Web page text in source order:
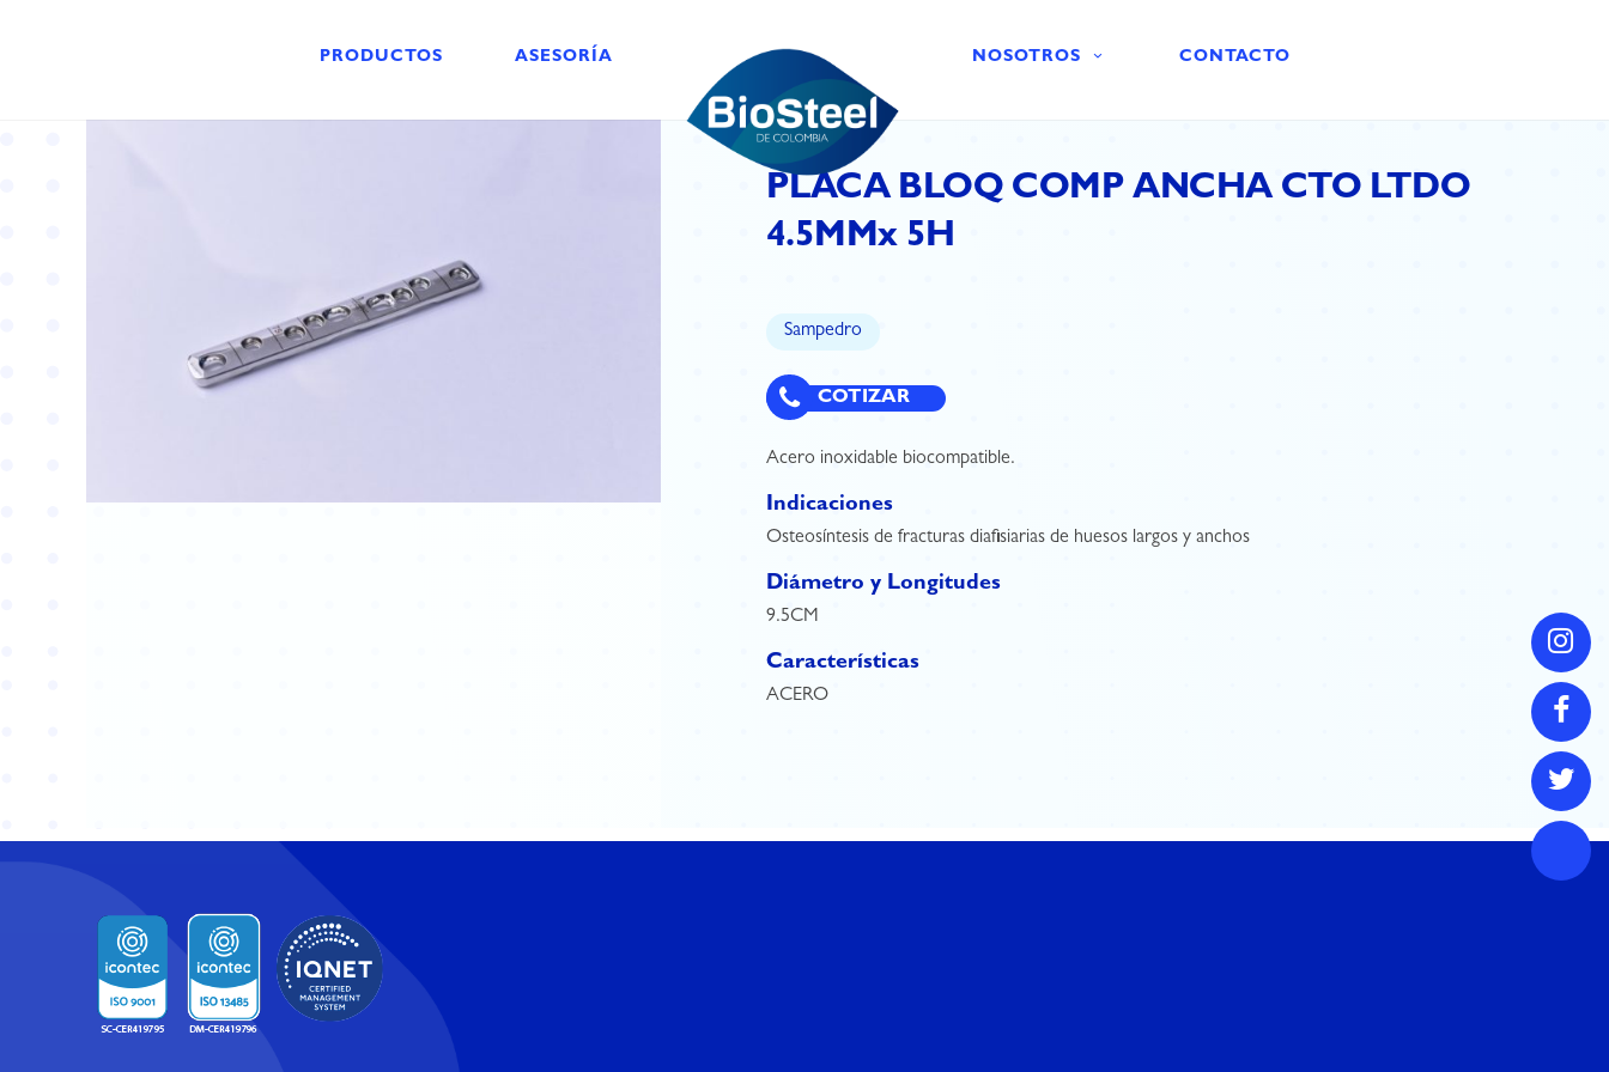
PRODUCTOS ASESORÍA NOSOTROS CONTACTO
PLACA BLOQ COMP ANCHA CTO LTDO
4.5MMx 5H
Sampedro
COTIZAR
Acero inoxidable biocompatible.
Indicaciones
Osteosíntesis de fracturas diafisiarias de huesos largos y anchos
Diámetro y Longitudes
9.5CM
Características
ACERO